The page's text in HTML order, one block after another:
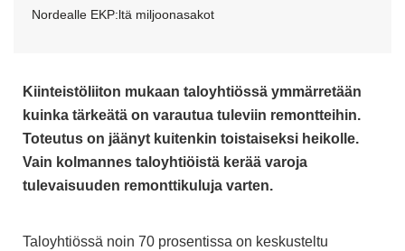
Nordealle EKP:ltä miljoonasakot
Kiinteistöliiton mukaan taloyhtiössä ymmärretään
kuinka tärkeätä on varautua tuleviin remontteihin.
Toteutus on jäänyt kuitenkin toistaiseksi heikolle.
Vain kolmannes taloyhtiöistä kerää varoja
tulevaisuuden remonttikuluja varten.
Taloyhtiössä noin 70 prosentissa on keskusteltu